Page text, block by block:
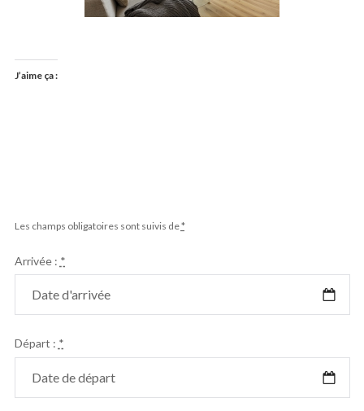
J’aime ça :
Les champs obligatoires sont suivis de*
Arrivée : *
Départ : *